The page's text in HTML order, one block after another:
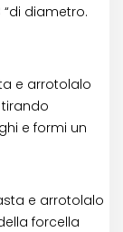
diametro.
e arrotolalo
tirando
e formi un
e arrotolalo
forcella